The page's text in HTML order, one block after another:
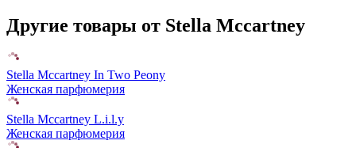
Другие товары от Stella Mccartney
Stella Mccartney In Two Peony
Женская парфюмерия
Stella Mccartney L.i.l.y
Женская парфюмерия